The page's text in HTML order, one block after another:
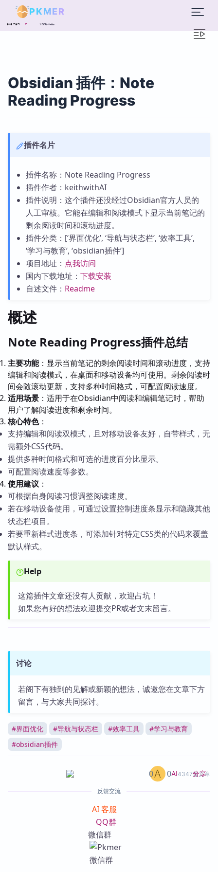
PKMER
目录 概述
Obsidian 插件：Note
Reading Progress
插件名片
插件名称：Note Reading Progress
插件作者：keithwithAI
插件说明：这个插件还没经过Obsidian官方人员的
人工审核。它能在编辑和阅读模式下显示当前笔记的
剩余阅读时间和滚动进度。
插件分类：[‘界面优化’, ‘导航与状态栏’, ‘效率工具’,
‘学习与教育’, ‘obsidian插件’]
项目地址： 点我访问
国内下载地址： 下载安装
自述文件： Readme
概述
Note Reading Progress插件总结
主要功能：显示当前笔记的剩余阅读时间和滚动进度，支持
编辑和阅读模式，在桌面和移动设备均可使用。剩余阅读时
间会随滚动更新，支持多种时间格式，可配置阅读速度。
适用场景 ：适用于在Obsidian中阅读和编辑笔记时，帮助
用户了解阅读进度和剩余时间。
核心特色：
支持编辑和阅读双模式，且对移动设备友好，自带样式，无
需额外CSS代码。
提供多种时间格式和可选的进度百分比显示。
可配置阅读速度等参数。
使用建议 ：
可根据自身阅读习惯调整阅读速度。
若在移动设备使用，可通过设置控制进度条显示和隐藏其他
状态栏项目。
若要重新样式进度条，可添加针对特定CSS类的代码来覆盖
默认样式。
Help
这篇插件文章还没有人贡献，欢迎占坑！
如果您有好的想法欢迎提交PR或者文末留言。
讨论
若阁下有独到的见解或新颖的想法，诚邀您在文章下方
留言，与大家共同探讨。
#界面优化 #导航与状态栏 #效率工具 #学习与教育
#obsidian插件
AI4347篇文章
0 0 分享
反馈交流
AI 客服
QQ群
微信群